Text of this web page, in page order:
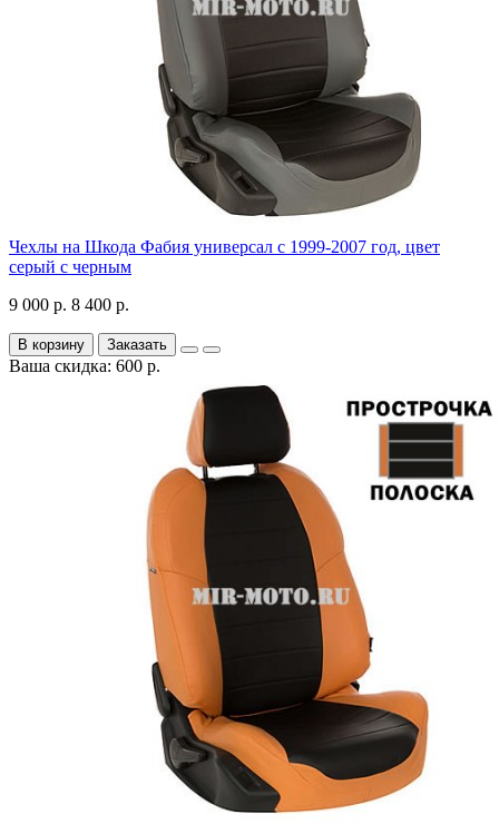
Чехлы на Шкода Фабия универсал с 1999-2007 год, цвет
серый с черным
9 000 р. 8 400 р.
В корзину Заказать
Ваша скидка: 600 р.